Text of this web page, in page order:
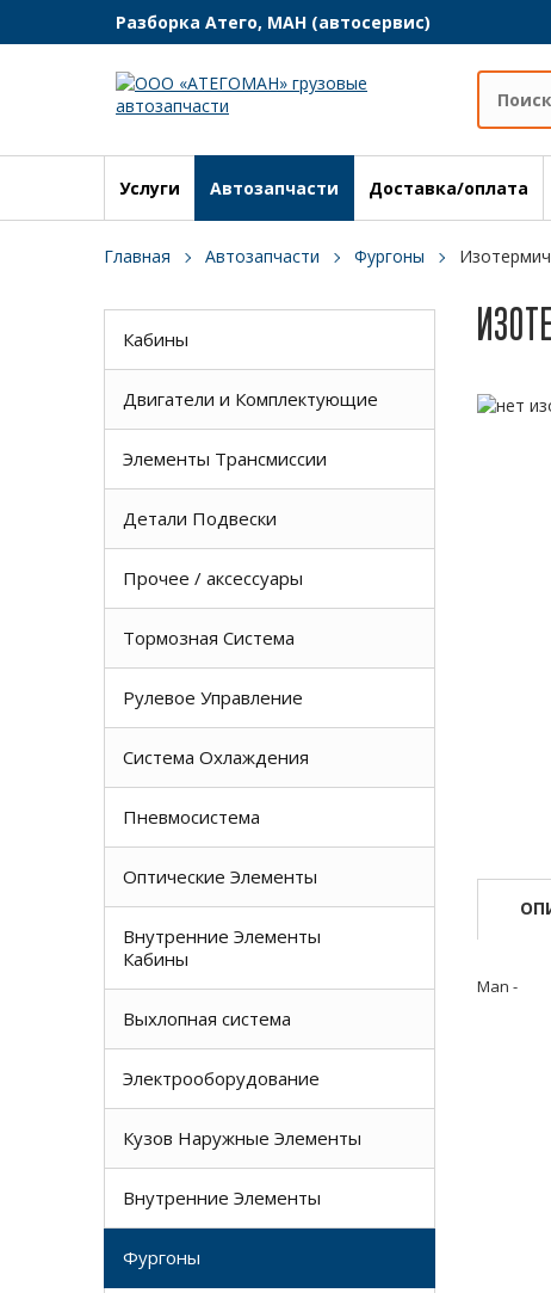
Разборка Атего, МАН (автосервис)
Услуги Автозапчасти Доставка/оплата
Главная Автозапчасти Фургоны
Man -
Кабины
Двигатели и Комплектующие
Элементы Трансмиссии
Детали Подвески
Прочее / аксессуары
Тормозная Система
Рулевое Управление
Система Охлаждения
Пневмосистема
Оптические Элементы
Внутренние Элементы
Кабины
Выхлопная система
Электрооборудование
Кузов Наружные Элементы
Внутренние Элементы
Фургоны